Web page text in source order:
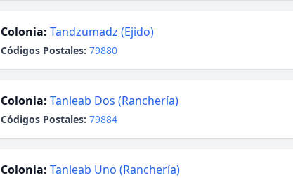
Colonia: Tandzumadz (Ejido)
Códigos Postales: 79880
Colonia: Tanleab Dos (Ranchería)
Códigos Postales: 79884
Colonia: Tanleab Uno (Ranchería)